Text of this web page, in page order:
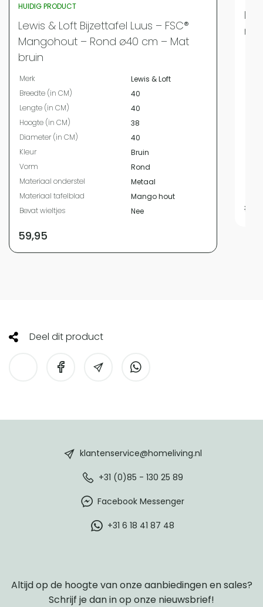
HUIDIG PRODUCT
Lewis & Loft Bijzettafel Luus – FSC®
Mangohout – Rond ø40 cm – Mat
bruin
Merk
Lewis & Loft
Breedte (in CM)
40
Lengte (in CM)
40
Hoogte (in CM)
38
Diameter (in CM)
40
Kleur
Bruin
Vorm
Rond
Materiaal onderstel
Metaal
Materiaal tafelblad
Mango hout
Bevat wieltjes
Nee
59,95
Deel dit product
klantenservice@homeliving.nl
+31 (0)85 - 130 25 89
Facebook Messenger
+31 6 18 41 87 48
Altijd op de hoogte van onze aanbiedingen en sales?
Schrijf je dan in op onze nieuwsbrief!